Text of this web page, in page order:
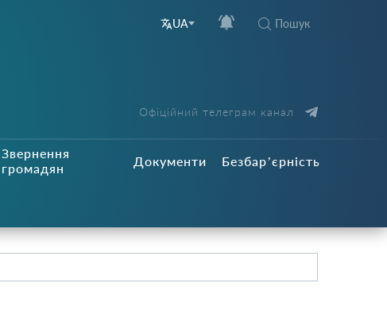
UA Пошук
Офіційний телеграм канал
Звернення
громадян
Документи Безбар’єрність